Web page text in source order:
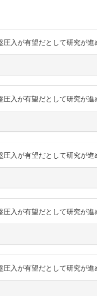
入が有望だとして研究が
入が有望だとして研究が
入が有望だとして研究が
入が有望だとして研究が
入が有望だとして研究が